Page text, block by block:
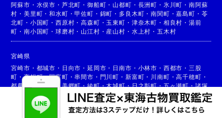
阿蘇市 ・ 水俣市 ・ 芦北町 ・御船町 ・ 山都町 ・ 長洲町 ・ 氷川町 ・ 南阿蘇
村 ・美里町 ・和水町 ・甲佐町 ・ 錦町 ・ 多良木町 ・南関町 ・嘉島町 ・ 苓
北町 ・ 小国町 ・西原村 ・高森町 ・ 玉東町 ・ 津奈木町 ・ 相良村 ・ 湯前
町 ・南小国町 ・球磨村 ・ 山江村 ・ 産山村 ・ 水上村 ・ 五木村
宮崎県
宮崎市 ・ 都城市 ・ 日向市 ・延岡市 ・ 日南市 ・ 小林市 ・ 西都市 ・ 三股
町 ・高鍋町・国富町 ・ 串間市 ・ 門川町 ・ 新富町 ・ 川南町 ・高千穂町 ・
都農町
高原町 ・美郷町・綾町・木城町・日之影町・五ヶ瀬町・諸塚
椎葉村・ 西米良村